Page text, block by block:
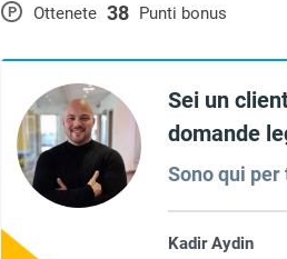
P Ottenete 38 Punti bonus
Sei un
domande
Sono qui per
Kadir Aydin